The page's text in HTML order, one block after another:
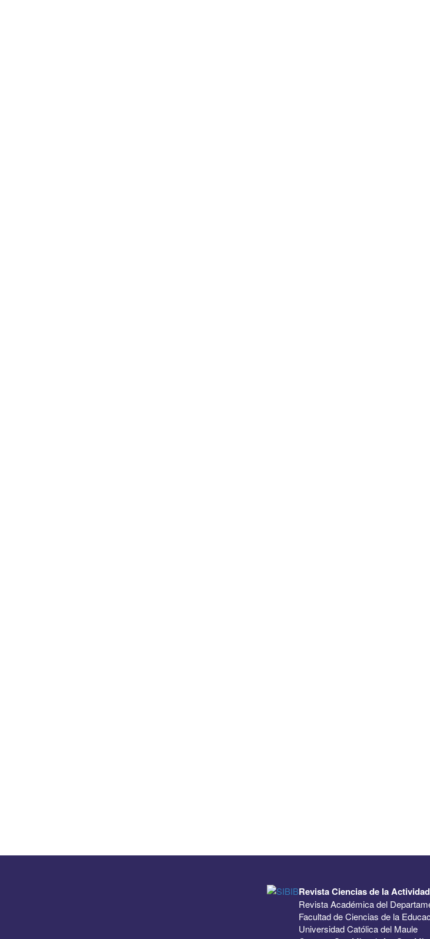
Revista Ciencias de la
Revista Académica del
Facultad de Ciencias de la
Universidad Católica del Maule